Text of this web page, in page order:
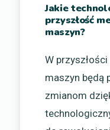
Jakie
przyszłość
maszyn?
W
maszyn będą
zmianom